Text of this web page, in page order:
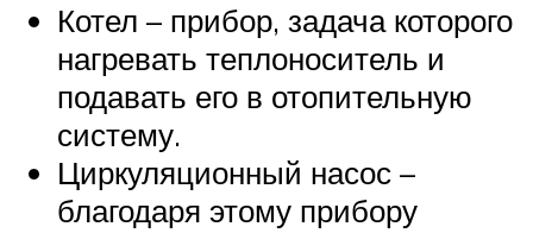
Котел – прибор, задача которого
нагревать теплоноситель и
подавать его в отопительную
систему.
Циркуляционный насос –
благодаря этому прибору